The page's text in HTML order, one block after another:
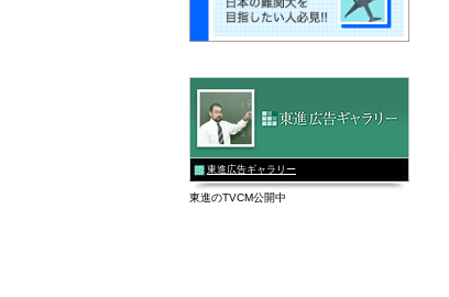
東進広告ギャラリー
東進のTVCM公開中